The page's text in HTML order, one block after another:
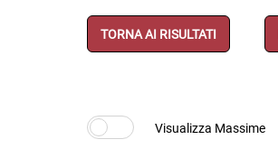
TORNA AI RISULTATI